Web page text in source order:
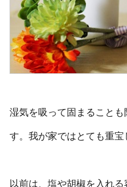
湿気を吸って固まること
す。我が家ではとても重宝
以前は、塩や胡椒を入れ